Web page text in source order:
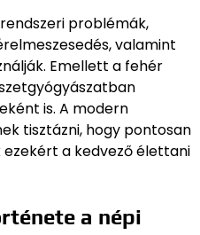
problémák,
valamint
Emellett a fehér
is. A modern
tisztázni, hogy pontosan
a kedvező élettani
a népi